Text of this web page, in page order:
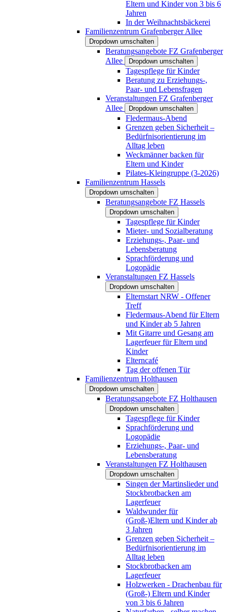
Eltern und Kinder von 3 bis 6
Jahren
In der Weihnachtsbäckerei
Familienzentrum Grafenberger Allee
Dropdown umschalten
Beratungsangebote FZ Grafenberger
Allee
Dropdown umschalten
Tagespflege für Kinder
Beratung zu Erziehungs-,
Paar- und Lebensfragen
Veranstaltungen FZ Grafenberger
Allee
Dropdown umschalten
Fledermaus-Abend
Grenzen geben Sicherheit –
Bedürfnisorientierung im
Alltag leben
Weckmänner backen für
Eltern und Kinder
Pilates-Kleingruppe (3-2026)
Familienzentrum Hassels
Dropdown umschalten
Beratungsangebote FZ Hassels
Dropdown umschalten
Tagespflege für Kinder
Mieter- und Sozialberatung
Erziehungs-, Paar- und
Lebensberatung
Sprachförderung und
Logopädie
Veranstaltungen FZ Hassels
Dropdown umschalten
Elternstart NRW - Offener
Treff
Fledermaus-Abend für Eltern
und Kinder ab 5 Jahren
Mit Gitarre und Gesang am
Lagerfeuer für Eltern und
Kinder
Elterncafé
Tag der offenen Tür
Familienzentrum Holthausen
Dropdown umschalten
Beratungsangebote FZ Holthausen
Dropdown umschalten
Tagespflege für Kinder
Sprachförderung und
Logopädie
Erziehungs-, Paar- und
Lebensberatung
Veranstaltungen FZ Holthausen
Dropdown umschalten
Singen der Martinslieder und
Stockbrotbacken am
Lagerfeuer
Waldwunder für
(Groß-)Eltern und Kinder ab
3 Jahren
Grenzen geben Sicherheit –
Bedürfnisorientierung im
Alltag leben
Stockbrotbacken am
Lagerfeuer
Holzwerken - Drachenbau für
(Groß-) Eltern und Kinder
von 3 bis 6 Jahren